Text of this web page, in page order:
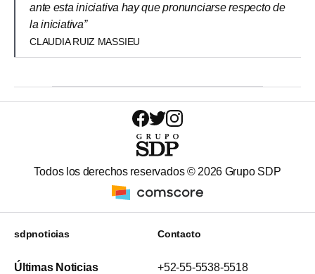
ante esta iniciativa hay que pronunciarse respecto de
la iniciativa”
CLAUDIA RUIZ MASSIEU
Todos los derechos reservados © 2026 Grupo SDP
sdpnoticias
Últimas Noticias
Contacto
+52-55-5538-5518